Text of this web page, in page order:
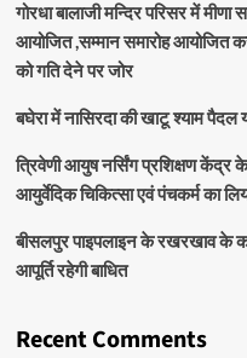
गोरधा बालाजी मन्दिर परिसर में
आयोजित ,सम्मान समारोह आयोजित
को गति देने पर जोर
बघेरा में नासिरदा की खाटू श्याम पैदल
त्रिवेणी आयुष नर्सिंग प्रशिक्षण केंद्र के
आयुर्वेदिक चिकित्सा एवं पंचकर्म का
बीसलपुर पाइपलाइन के रखरखाव के
आपूर्ति रहेगी बाधित
Recent Comments